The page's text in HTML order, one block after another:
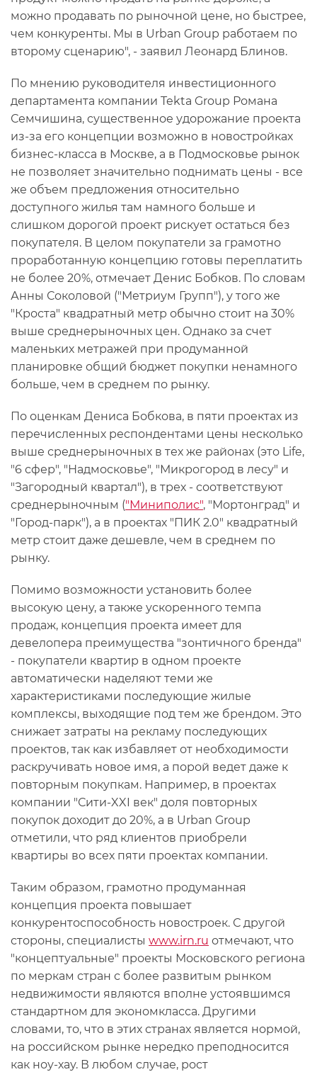
можно продавать по рыночной цене, но быстрее,
чем конкуренты. Мы в Urban Group работаем по
второму сценарию", - заявил Леонард Блинов.
По мнению руководителя инвестиционного
департамента компании Tekta Group Романа
Семчишина, существенное удорожание проекта
из-за его концепции возможно в новостройках
бизнес-класса в Москве, а в Подмосковье рынок
не позволяет значительно поднимать цены - все
же объем предложения относительно
доступного жилья там намного больше и
слишком дорогой проект рискует остаться без
покупателя. В целом покупатели за грамотно
проработанную концепцию готовы переплатить
не более 20%, отмечает Денис Бобков. По словам
Анны Соколовой ("Метриум Групп"), у того же
"Кроста" квадратный метр обычно стоит на 30%
выше среднерыночных цен. Однако за счет
маленьких метражей при продуманной
планировке общий бюджет покупки ненамного
больше, чем в среднем по рынку.
По оценкам Дениса Бобкова, в пяти проектах из
перечисленных респондентами цены несколько
выше среднерыночных в тех же районах (это Life,
"6 сфер", "Надмосковье", "Микрогород в лесу" и
"Загородный квартал"), в трех - соответствуют
среднерыночным ("Миниполис", "Мортонград" и
"Город-парк"), а в проектах "ПИК 2.0" квадратный
метр стоит даже дешевле, чем в среднем по
рынку.
Помимо возможности установить более
высокую цену, а также ускоренного темпа
продаж, концепция проекта имеет для
девелопера преимущества "зонтичного бренда"
- покупатели квартир в одном проекте
автоматически наделяют теми же
характеристиками последующие жилые
комплексы, выходящие под тем же брендом. Это
снижает затраты на рекламу последующих
проектов, так как избавляет от необходимости
раскручивать новое имя, а порой ведет даже к
повторным покупкам. Например, в проектах
компании "Сити-XXI век" доля повторных
покупок доходит до 20%, а в Urban Group
отметили, что ряд клиентов приобрели
квартиры во всех пяти проектах компании.
Таким образом, грамотно продуманная
концепция проекта повышает
конкурентоспособность новостроек. С другой
стороны, специалисты www.irn.ru отмечают, что
"концептуальные" проекты Московского региона
по меркам стран с более развитым рынком
недвижимости являются вполне устоявшимся
стандартном для экономкласса. Другими
словами, то, что в этих странах является нормой,
на российском рынке нередко преподносится
как ноу-хау. В любом случае, рост